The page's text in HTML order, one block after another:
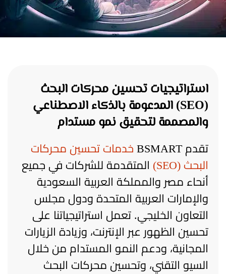
استراتيجيات تحسين محركات البحث
(SEO) المدعومة بالذكاء الاصطناعي
والمصممة لتحقيق نمو مستدام
تقدم BSMART
خدمات تحسين محركات
البحث (SEO)
المتقدمة للشركات في جميع
أنحاء مصر والمملكة العربية السعودية
والإمارات العربية المتحدة ودول مجلس
التعاون الخليجي. تعمل استراتيجياتنا على
تحسين الظهور عبر الإنترنت، وزيادة الزيارات
المجانية، ودعم النمو المستدام من خلال
السيو التقني، وتحسين محركات البحث